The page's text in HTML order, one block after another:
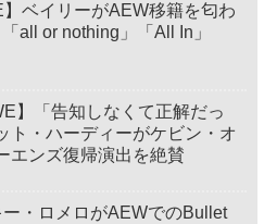
】ベイリーがAEW移籍を匂わ
all or nothing」「All In」
】「告知しなくて正解だっ
ト・ハーディーがケビン・オ
エンズ復帰演出を絶賛
ー・ロメロがAEWでのBullet